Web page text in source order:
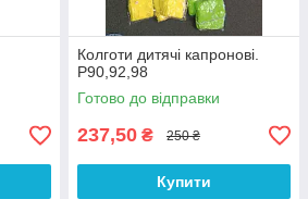
Колготи дитячі капронові.
Р90,92,98
Готово до відправки
237,50 ₴ 250 ₴
Купити